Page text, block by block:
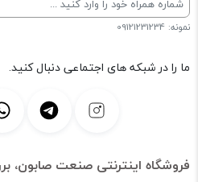
نمونه: 09121231234
ما را در شبکه های اجتماعی دنبال کنید.
فروشگاه اینترنتی صنعت صابون،